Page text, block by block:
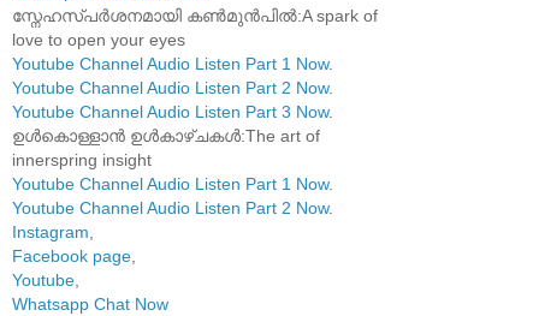
സ്നേഹസ്പർശനമായി കൺമുൻപിൽ:A spark of
love to open your eyes
Youtube Channel Audio Listen Part 1 Now.
Youtube Channel Audio Listen Part 2 Now.
Youtube Channel Audio Listen Part 3 Now.
ഉൾകൊള്ളാൻ ഉൾകാഴ്ചകൾ:The art of
innerspring insight
Youtube Channel Audio Listen Part 1 Now.
Youtube Channel Audio Listen Part 2 Now.
Instagram,
Facebook page,
Youtube,
Whatsapp Chat Now